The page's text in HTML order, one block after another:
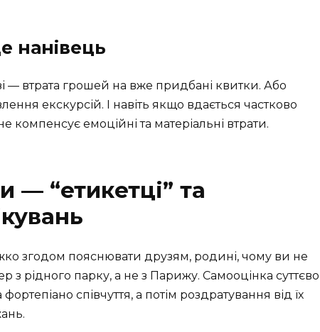
нанівець
— втрата грошей на вже придбані квитки. Або
екскурсій. І навіть якщо вдається частково
емоційні та матеріальні втрати.
— “етикетці” та
згодом пояснювати друзям, родині, чому ви не
з рідного парку, а не з Парижу. Самооцінка суттєво
співчуття, а потім роздратування від їх